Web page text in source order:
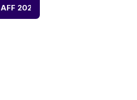
Asmara 12 Zodiak: Peluang